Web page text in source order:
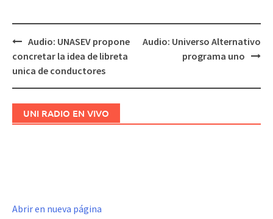
Navegación
de
Audio: UNASEV propone
concretar la idea de libreta
unica de conductores
Audio: Universo Alternativo
programa uno
UNI RADIO EN VIVO
Abrir en nueva página